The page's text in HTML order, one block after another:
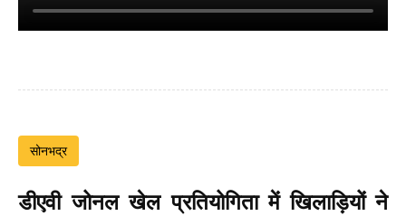
सोनभद्र
डीएवी जोनल खेल प्रतियोगिता में खिलाड़ियों ने